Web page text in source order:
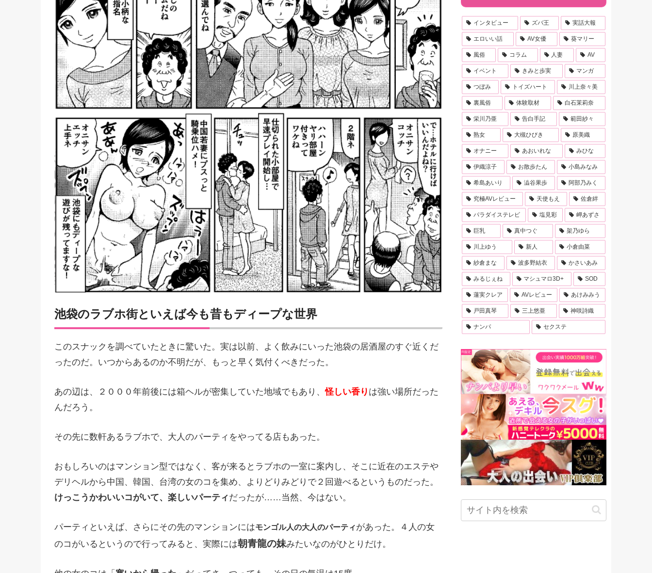
池袋のラブホ街といえば今も昔もディープな世界
このスナックを調べていたときに驚いた。実は以前、よく飲みにいった池袋の居酒屋のすぐ近くだ
ったのだ。いつからあるのか不明だが、もっと早く気付くべきだった。
あの辺は、２０００年前後には箱ヘルが密集していた地域でもあり、怪しい香り は強い場所だった
んだろう。
その先に数軒あるラブホで、大人のパーティをやってる店もあった。
おもしろいのはマンション型ではなく、客が来るとラブホの一室に案内し、そこに近在のエステや
デリヘルから中国、韓国、台湾の女のコを集め、よりどりみどりで２回遊べるというものだった。
けっこうかわいいコがいて、楽しいパーティだったが……当然、今はない。
パーティといえば、さらにその先のマンションにはモンゴル人の大人のパーティがあった。４人の女
のコがいるというので行ってみると、実際には朝青龍の妹みたいなのがひとりだけ。
インタビュー ズバ王 実話大報
エロいい話 AV女優 葵マリー
風俗 コラム 人妻 AV
イベント きみと歩実 マンガ
つぼみ トイズハート 川上奈々美
裏風俗 体験取材 白石茉莉奈
栄川乃亜 告白手記 範田紗々
熟女 大槻ひびき 原美織
オナニー あおいれな みひな
伊織涼子 お散歩たん 小島みなみ
希島あいり 澁谷果歩 阿部乃みく
究極AVレビュー 天使もえ 佐倉絆
パラダイステレビ 塩見彩 岬あずさ
巨乳 真中つぐ 架乃ゆら
川上ゆう 新人 小倉由菜
紗倉まな 波多野結衣 かさいあみ
みるじぇね マシュマロ3D+ SOD
蓮実クレア AVレビュー あけみみう
戸田真琴 三上悠亜 神咲詩織
ナンパ セクステ